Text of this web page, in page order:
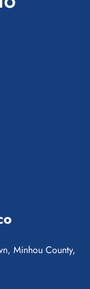
Minhou County,